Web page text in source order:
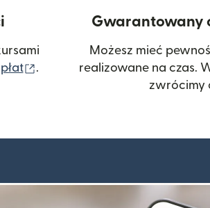
(otwiera się w nowym oknie)
.
Gwarantowany
Możesz mieć
realizowane na czas.
zwrócimy